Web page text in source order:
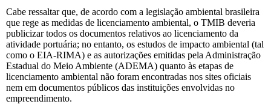
Cabe ressaltar que, de acordo com a legislação ambiental brasileira
que rege as medidas de licenciamento ambiental, o TMIB deveria
publicizar todos os documentos relativos ao licenciamento da
atividade portuária; no entanto, os estudos de impacto ambiental (tal
como o EIA-RIMA) e as autorizações emitidas pela Administração
Estadual do Meio Ambiente (ADEMA) quanto às etapas de
licenciamento ambiental não foram encontradas nos sites oficiais
nem em documentos públicos das instituições envolvidas no
empreendimento.